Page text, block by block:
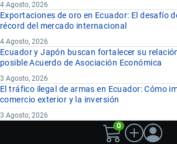
4 Agosto, 2026
Exportaciones de oro en Ecuador: El desafío
récord del mercado internacional
4 Agosto, 2026
Ecuador y Japón buscan fortalecer su
posible Acuerdo de Asociación Económica
3 Agosto, 2026
El tráfico ilegal de armas en Ecuador: Cómo
comercio exterior y la inversión
3 Agosto, 2026
0